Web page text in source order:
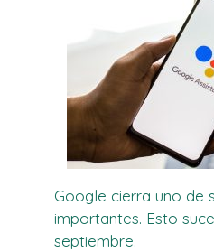
Google cierra uno de
importantes. Esto
septiembre.